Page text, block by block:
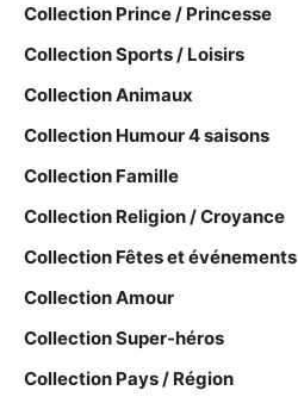
Collection Prince / Princesse
Collection Sports / Loisirs
Collection Animaux
Collection Humour 4 saisons
Collection Famille
Collection Religion / Croyance
Collection Fêtes et événements
Collection Amour
Collection Super-héros
Collection Pays / Région